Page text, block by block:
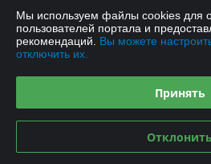
Доставка и оплата
График работы
Политика обработки cookies
Мы используем файлы cookies для
пользователей портала и
рекомендаций. Вы можете
отключить их.
Принять
Отклонить